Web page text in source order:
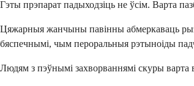
Гэты прэпарат падыходзіць не ўсім. Варта
Цяжарныя жанчыны павінны абмеркаваць
бяспечнымі, чым пероральныя рэтыноіды
Людям з пэўнымі захворваннямі скуры варта